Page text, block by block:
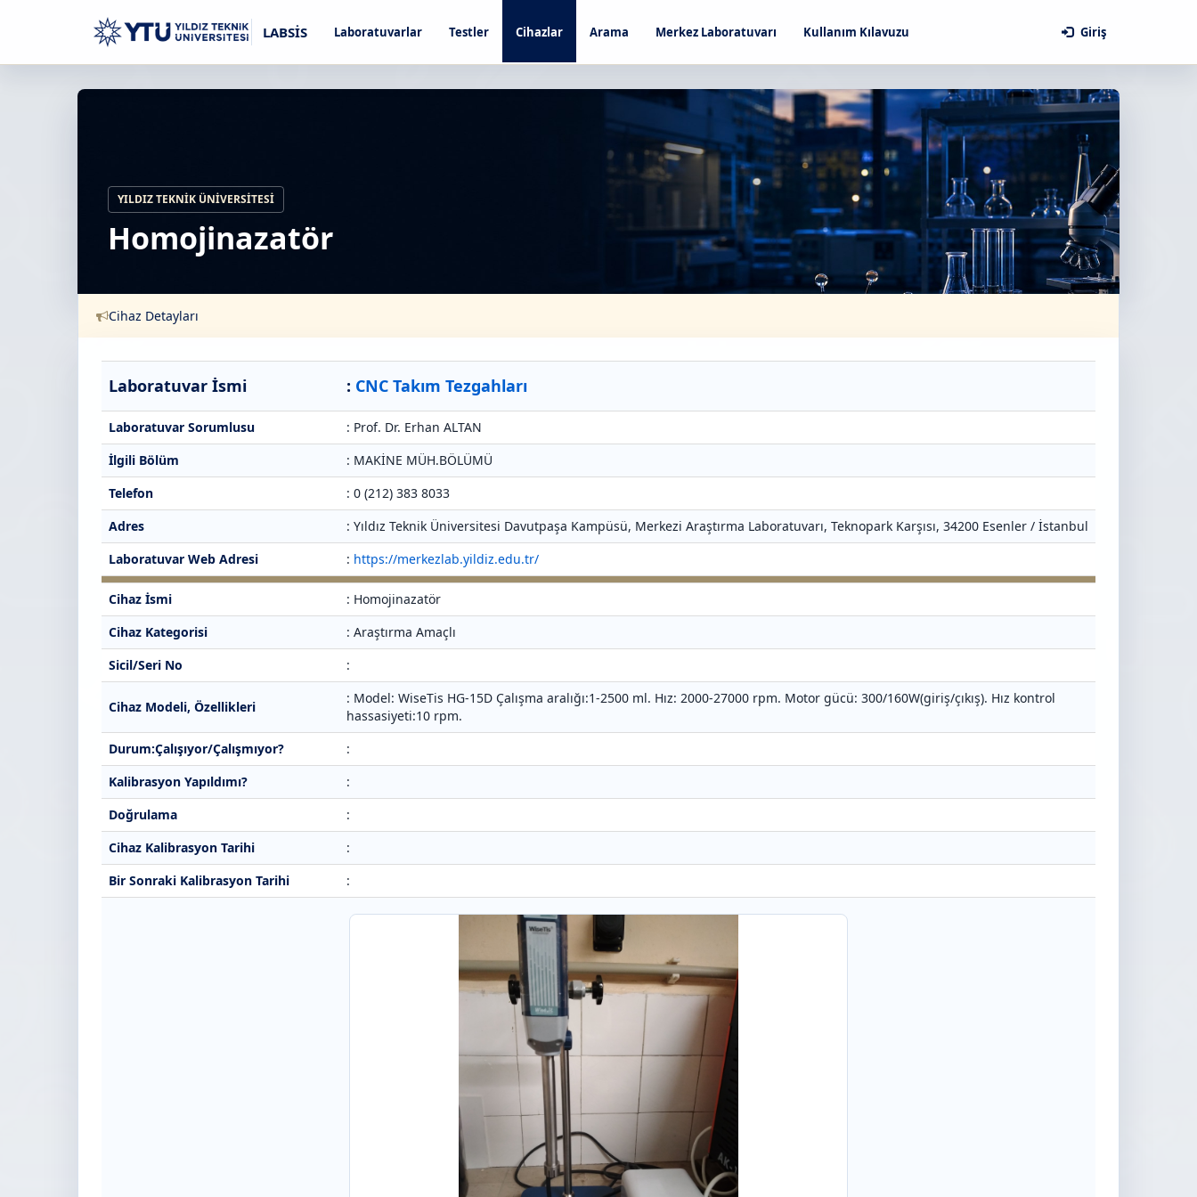
LABSİS Laboratuvarlar Testler Cihazlar Arama Merkez Laboratuvarı Kullanım Kılavuzu Giriş
YILDIZ TEKNIK ÜNIVERSITESI
Homojinazatör
Cihaz Detayları
Laboratuvar İsmi : CNC Takım Tezgahları
Laboratuvar Sorumlusu
: Prof. Dr. Erhan ALTAN
İlgili Bölüm
: MAKİNE MÜH.BÖLÜMÜ
Telefon
: 0 (212) 383 8033
Adres
: Yıldız Teknik Üniversitesi Davutpaşa Kampüsü, Merkezi Araştırma Laboratuvarı, Teknopark Karşısı, 34200 Esenler / İstanbul
Laboratuvar Web Adresi
: https://merkezlab.yildiz.edu.tr/
Cihaz İsmi
: Homojinazatör
Cihaz Kategorisi
: Araştırma Amaçlı
Sicil/Seri No
:
Cihaz Modeli, Özellikleri
: Model: WiseTis HG-15D Çalışma aralığı:1-2500 ml. Hız: 2000-27000 rpm. Motor gücü: 300/160W(giriş/çıkış). Hız kontrol
hassasiyeti:10 rpm.
Durum:Çalışıyor/Çalışmıyor?
:
Kalibrasyon Yapıldımı?
:
Doğrulama
:
Cihaz Kalibrasyon Tarihi
:
Bir Sonraki Kalibrasyon Tarihi
: